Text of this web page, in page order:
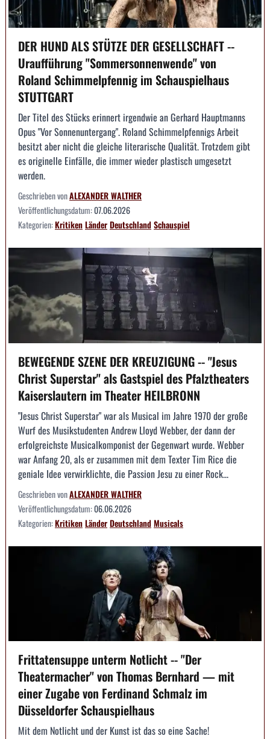
DER HUND ALS STÜTZE DER GESELLSCHAFT --
Uraufführung "Sommersonnenwende" von
Roland Schimmelpfennig im Schauspielhaus
STUTTGART
Der Titel des Stücks erinnert irgendwie an Gerhard Hauptmanns
Opus "Vor Sonnenuntergang". Roland Schimmelpfennigs Arbeit
besitzt aber nicht die gleiche literarische Qualität. Trotzdem gibt
es originelle Einfälle, die immer wieder plastisch umgesetzt
werden.
Geschrieben vonALEXANDER WALTHER
Veröffentlichungsdatum:07.06.2026
Kategorien:KritikenLänderDeutschlandSchauspiel
BEWEGENDE SZENE DER KREUZIGUNG -- "Jesus
Christ Superstar" als Gastspiel des Pfalztheaters
Kaiserslautern im Theater HEILBRONN
"Jesus Christ Superstar" war als Musical im Jahre 1970 der große
Wurf des Musikstudenten Andrew Lloyd Webber, der dann der
erfolgreichste Musicalkomponist der Gegenwart wurde. Webber
war Anfang 20, als er zusammen mit dem Texter Tim Rice die
geniale Idee verwirklichte, die Passion Jesu zu einer Rock...
Geschrieben vonALEXANDER WALTHER
Veröffentlichungsdatum:06.06.2026
Kategorien:KritikenLänderDeutschlandMusicals
Frittatensuppe unterm Notlicht -- "Der
Theatermacher" von Thomas Bernhard — mit
einer Zugabe von Ferdinand Schmalz im
Düsseldorfer Schauspielhaus
Mit dem Notlicht und der Kunst ist das so eine Sache!